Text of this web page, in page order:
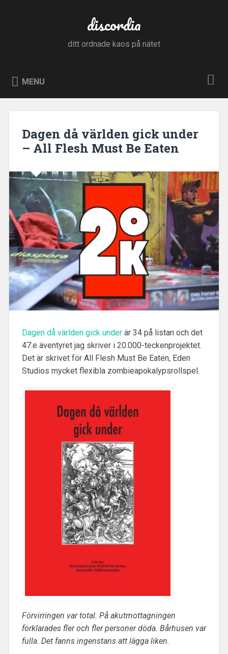
discordia
ditt ordnade kaos på nätet
MENU
Dagen då världen gick under
– All Flesh Must Be Eaten
Dagen då världen gick underär 34 på listan och det
47:e äventyret jag skriver i 20.000-teckenprojektet.
Det är skrivet för All Flesh Must Be Eaten, Eden
Studios mycket flexibla zombieapokalypsrollspel.
Förvirringen var total. På akutmottagningen
förklarades fler och fler personer döda. Bårhusen var
fulla. Det fanns ingenstans att lägga liken.